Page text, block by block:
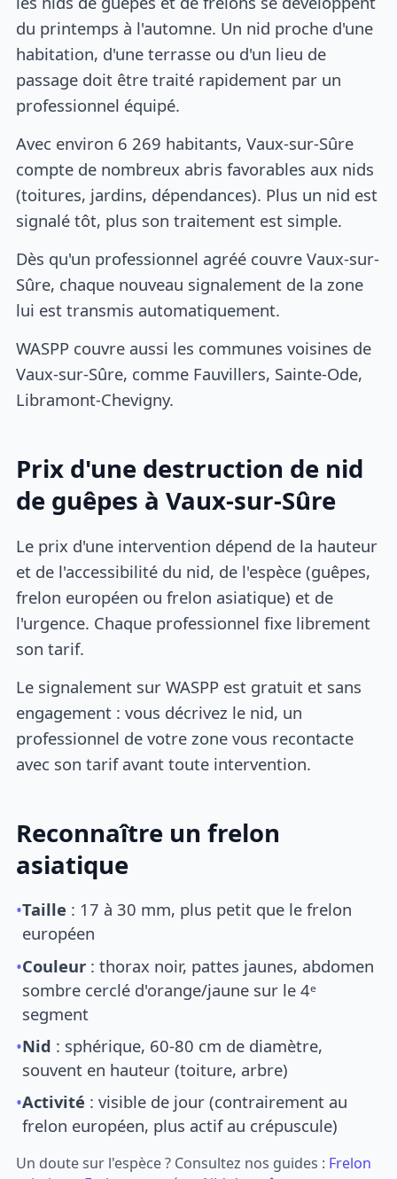
du printemps à l'automne. Un nid proche d'une
habitation, d'une terrasse ou d'un lieu de
passage doit être traité rapidement par un
professionnel équipé.
Avec environ 6 269 habitants, Vaux-sur-Sûre
compte de nombreux abris favorables aux nids
(toitures, jardins, dépendances). Plus un nid est
signalé tôt, plus son traitement est simple.
Dès qu'un professionnel agréé couvre Vaux-sur-
Sûre, chaque nouveau signalement de la zone
lui est transmis automatiquement.
WASPP couvre aussi les communes voisines de
Vaux-sur-Sûre, comme Fauvillers, Sainte-Ode,
Libramont-Chevigny.
Prix d'une destruction de nid
de guêpes à Vaux-sur-Sûre
Le prix d'une intervention dépend de la hauteur
et de l'accessibilité du nid, de l'espèce (guêpes,
frelon européen ou frelon asiatique) et de
l'urgence. Chaque professionnel fixe librement
son tarif.
Le signalement sur WASPP est gratuit et sans
engagement : vous décrivez le nid, un
professionnel de votre zone vous recontacte
avec son tarif avant toute intervention.
Reconnaître un frelon
asiatique
•Taille : 17 à 30 mm, plus petit que le frelon
européen
•Couleur : thorax noir, pattes jaunes, abdomen
sombre cerclé d'orange/jaune sur le 4ᵉ
segment
•Nid : sphérique, 60-80 cm de diamètre,
souvent en hauteur (toiture, arbre)
•Activité : visible de jour (contrairement au
frelon européen, plus actif au crépuscule)
Un doute sur l'espèce ? Consultez nos guides : Frelon